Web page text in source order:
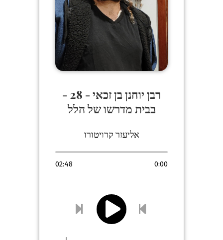
רבן יוחנן בן זכאי - 28 -
בבית מדרשו של הלל
אליעזר קרויטורו
0:00
02:48